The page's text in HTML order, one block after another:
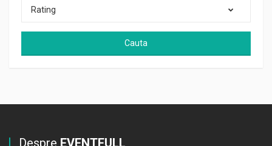
Rating
Cauta
Despre EVENTFULL